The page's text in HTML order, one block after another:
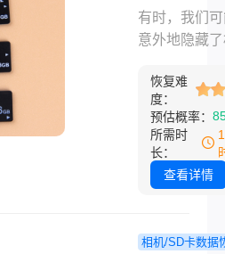
会给我们带
的困扰。那
恢复呢？本
您介绍几种
方法来恢复
卡上误删的
并尽可能详
明操作步骤
程 相机sd
隐藏了怎么
靠谱！
有时，我们
意外地隐藏
件，或者由
原因导致视
变得不可见
种情况下，
机sd卡视频
提供一份详
恢复难
度：
预估概率：
所需时
长：
查看详情
相机/SD卡数据